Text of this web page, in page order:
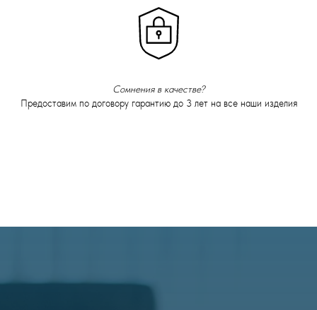
Сомнения в качестве?
Предоставим по договору гарантию до 3 лет на все наши изделия